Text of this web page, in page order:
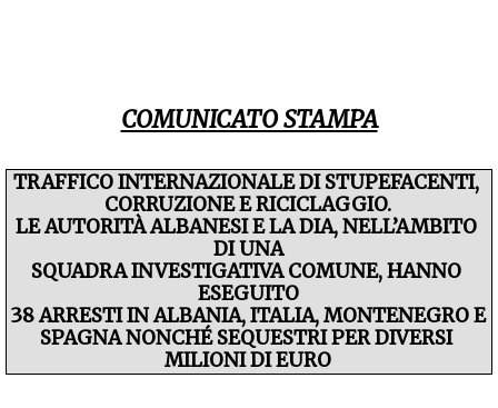
COMUNICATO STAMPA
TRAFFICO INTERNAZIONALE DI STUPEFACENTI,
CORRUZIONE E RICICLAGGIO.
LE AUTORITÀ ALBANESI E LA DIA, NELL’AMBITO
DI UNA
SQUADRA INVESTIGATIVA COMUNE, HANNO
ESEGUITO
38 ARRESTI IN ALBANIA, ITALIA, MONTENEGRO E
SPAGNA NONCHÉ SEQUESTRI PER DIVERSI
MILIONI DI EURO